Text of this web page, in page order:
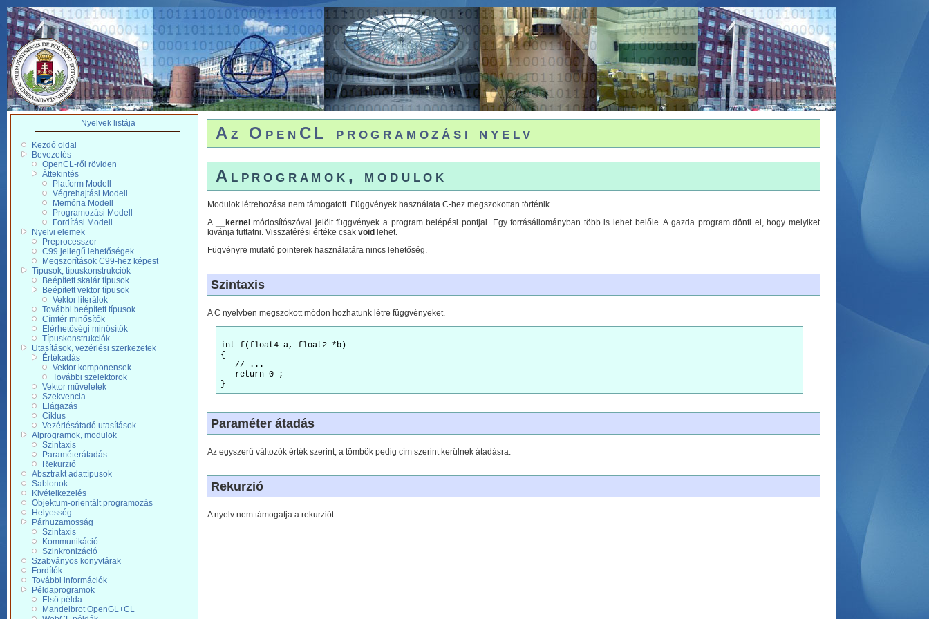
Nyelvek listája
Kezdő oldal
Bevezetés
OpenCL-ről röviden
Áttekintés
Platform Modell
Végrehajtási Modell
Memória Modell
Programozási Modell
Fordítási Modell
Nyelvi elemek
Preprocesszor
C99 jellegű lehetőségek
Megszorítások C99-hez képest
Típusok, típuskonstrukciók
Beépített skalár típusok
Beépített vektor típusok
Vektor literálok
További beépített típusok
Címtér minősítők
Elérhetőségi minősítők
Típuskonstrukciók
Utasítások, vezérlési szerkezetek
Értékadás
Vektor komponensek
További szelektorok
Vektor műveletek
Szekvencia
Elágazás
Ciklus
Vezérlésátadó utasítások
Alprogramok, modulok
Szintaxis
Paraméterátadás
Rekurzió
Absztrakt adattípusok
Sablonok
Kivételkezelés
Objektum-orientált programozás
Helyesség
Párhuzamosság
Szintaxis
Kommunikáció
Szinkronizáció
Szabványos könyvtárak
Fordítók
További információk
Példaprogramok
Első példa
Mandelbrot OpenGL+CL
Az OpenCL programozási nyelv
Alprogramok, modulok
Modulok létrehozása nem támogatott. Függvények használata C-hez megszokottan történik.
A
__kernel módosítószóval jelölt függvények a program belépési pontjai. Egy forrásállományban több is lehet belőle. A gazda program dönti el, hogy melyiket
kivánja futtatni. Visszatérési értéke csak void lehet.
Fügvényre mutató pointerek használatára nincs lehetőség.
Szintaxis
A C nyelvben megszokott módon hozhatunk létre függvényeket.
int f(float4 a, float2 *b)
{
   // ...
   return 0 ;
Paraméter átadás
Az egyszerű változók érték szerint, a tömbök pedig cím szerint kerülnek átadásra.
Rekurzió
A nyelv nem támogatja a rekurziót.